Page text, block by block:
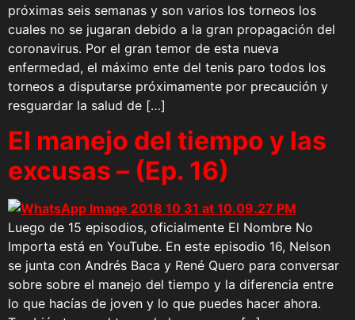
próximas seis semanas y son varios los torneos los
cuales no se jugaran debido a la gran propagación del
coronavirus. Por el gran temor de esta nueva
enfermedad, el máximo ente del tenis paro todos los
torneos a disputarse próximamente por precaución y
resguardar la salud de […]
El manejo del tiempo y las
excusas – (Ep. 16)
Luego de 15 episodios, oficialmente El Nombre No
Importa está en YouTube. En este episodio 16, Nelson
se junta con Andrés Baca y René Quero para conversar
sobre sobre el manejo del tiempo y la diferencia entre
lo que hacías de joven y lo que puedes hacer ahora.